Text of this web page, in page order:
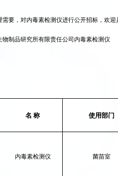
要，对内毒素检测仪进行公开招标，欢迎
物制品研究所有限责任公司内毒素检测仪
名 称 使用部门
内毒素检测仪 菌苗室